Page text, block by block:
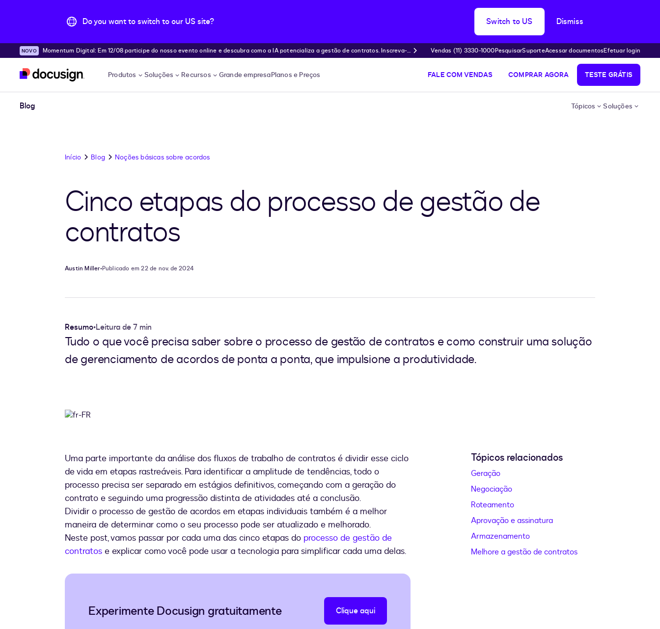
Do you want to switch to our US site? Switch to US Dismiss
Pular para o conteúdo principal
Momentum Digital: Em 12/08 participe do nosso evento online e descubra como a IA potencializa a gestão de contratos. Inscreva-s
e!
Vendas (11) 3330-1000PesquisarSuporteAcessar documentosEfetuar login
Produtos Soluções Recursos Grande empresaPlanos e Preços FALE COM VENDAS COMPRAR AGORA TESTE GRÁTIS
Blog Tópicos Soluções
Início Blog Noções básicas sobre acordos
Cinco etapas do processo de gestão de
contratos
Austin Miller•Publicado em 22 de nov. de 2024
Resumo•Leitura de 7 min
Tudo o que você precisa saber sobre o processo de gestão de contratos e como construir uma solução
de gerenciamento de acordos de ponta a ponta, que impulsione a produtividade.
Uma parte importante da análise dos fluxos de trabalho de contratos é dividir esse ciclo
de vida em etapas rastreáveis. Para identificar a amplitude de tendências, todo o
processo precisa ser separado em estágios definitivos, começando com a geração do
contrato e seguindo uma progressão distinta de atividades até a conclusão.
Dividir o processo de gestão de acordos em etapas individuais também é a melhor
maneira de determinar como o seu processo pode ser atualizado e melhorado.
Neste post, vamos passar por cada uma das cinco etapas do processo de gestão de
contratos e explicar como você pode usar a tecnologia para simplificar cada uma delas.
Experimente Docusign gratuitamente Clique aqui
Tópicos relacionados
Geração
Negociação
Roteamento
Aprovação e assinatura
Armazenamento
Melhore a gestão de contratos